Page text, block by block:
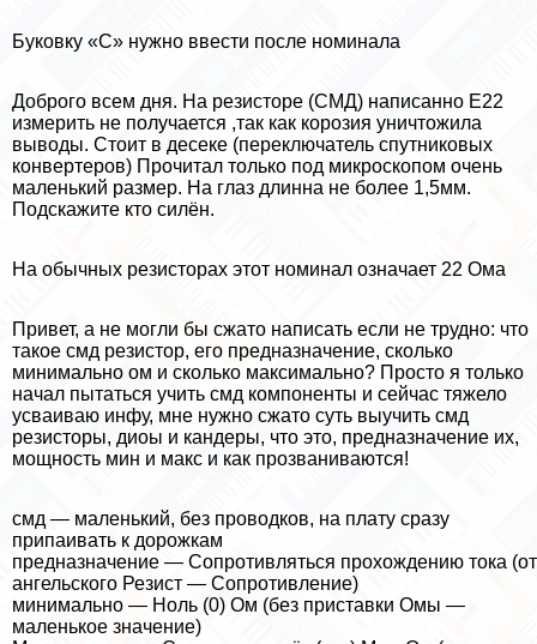
Буковку «С» нужно ввести после номинала
Доброго всем дня. На резисторе (СМД) написанно Е22
измерить не получается ,так как корозия уничтожила
выводы. Стоит в десеке (переключатель спутниковых
конвертеров) Прочитал только под микроскопом очень
маленький размер. На глаз длинна не более 1,5мм.
Подскажите кто силён.
На обычных резисторах этот номинал означает 22 Ома
Привет, а не могли бы сжато написать если не трудно: что
такое смд резистор, его предназначение, сколько
минимально ом и сколько максимально? Просто я только
начал пытаться учить смд компоненты и сейчас тяжело
усваиваю инфу, мне нужно сжато суть выучить смд
резисторы, диоы и кандеры, что это, предназначение их,
мощность мин и макс и как прозваниваются!
смд — маленький, без проводков, на плату сразу
припаивать к дорожкам
предназначение — Сопротивляться прохождению тока (от
ангельского Резист — Сопротивление)
минимально — Ноль (0) Ом (без приставки Омы —
маленькое значение)